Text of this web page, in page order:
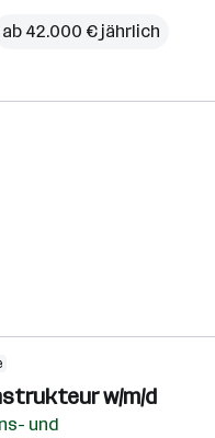
ab 42.000 € jährlich
w/m/d
und